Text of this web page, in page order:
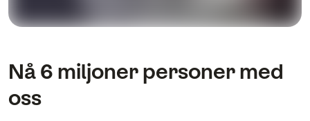
Nå 6 miljoner personer med
oss